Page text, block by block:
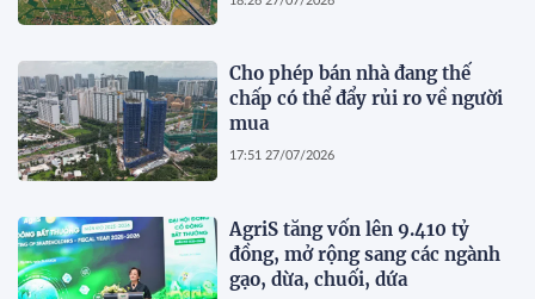
Cho phép bán nhà đang thế
chấp có thể đẩy rủi ro về người
mua
17:51 27/07/2026
AgriS tăng vốn lên 9.410 tỷ
đồng, mở rộng sang các ngành
gạo, dừa, chuối, dứa